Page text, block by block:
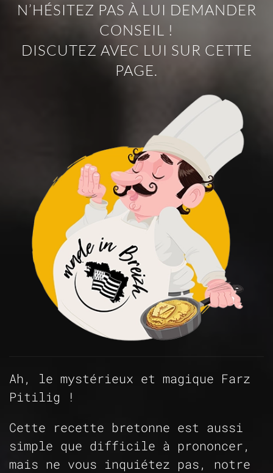
N’HÉSITEZ PAS À LUI DEMANDER
CONSEIL !
DISCUTEZ AVEC LUI SUR CETTE
PAGE.
Ah, le mystérieux et magique Farz
Pitilig !
Cette recette bretonne est aussi
simple que difficile à prononcer,
mais ne vous inquiétez pas, notre